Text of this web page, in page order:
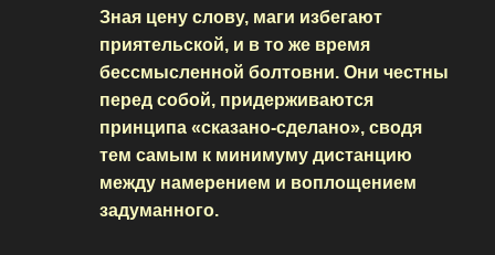
Зная цену слову, маги избегают
приятельской, и в то же время
бессмысленной болтовни. Они честны
перед собой, придерживаются
принципа «сказано-сделано», сводя
тем самым к минимуму дистанцию
между намерением и воплощением
задуманного.